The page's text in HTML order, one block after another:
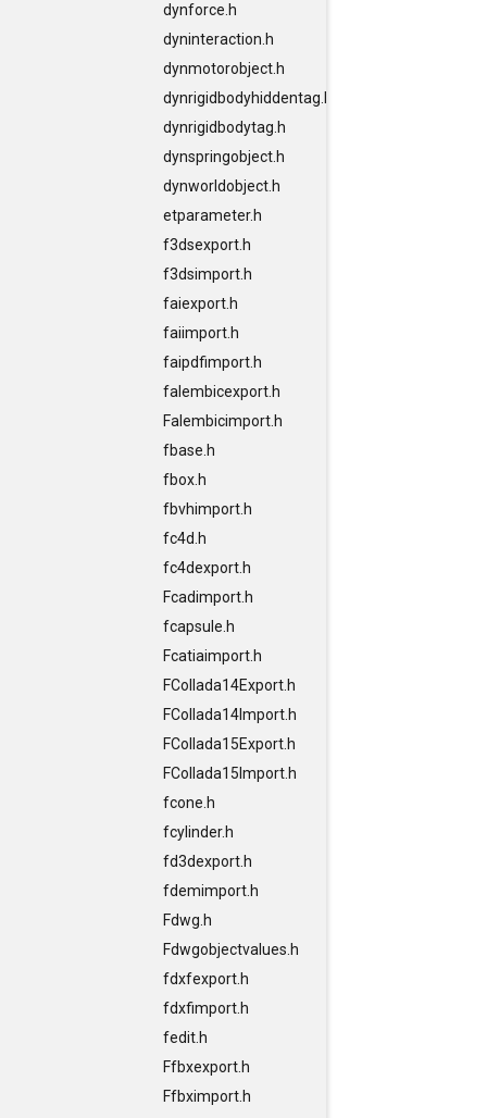
dynforce.h
dyninteraction.h
dynmotorobject.h
dynrigidbodyhiddentag.h
dynrigidbodytag.h
dynspringobject.h
dynworldobject.h
etparameter.h
f3dsexport.h
f3dsimport.h
faiexport.h
faiimport.h
faipdfimport.h
falembicexport.h
Falembicimport.h
fbase.h
fbox.h
fbvhimport.h
fc4d.h
fc4dexport.h
Fcadimport.h
fcapsule.h
Fcatiaimport.h
FCollada14Export.h
FCollada14Import.h
FCollada15Export.h
FCollada15Import.h
fcone.h
fcylinder.h
fd3dexport.h
fdemimport.h
Fdwg.h
Fdwgobjectvalues.h
fdxfexport.h
fdxfimport.h
fedit.h
Ffbxexport.h
Ffbximport.h